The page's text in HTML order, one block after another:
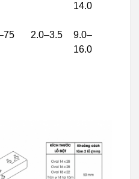
14.0
2.0–3.5
9.0–
16.0